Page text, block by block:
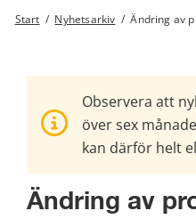
Start / Nyhetsarkiv / Ändring av
Observera att
över sex
kan därför helt
Ändring av